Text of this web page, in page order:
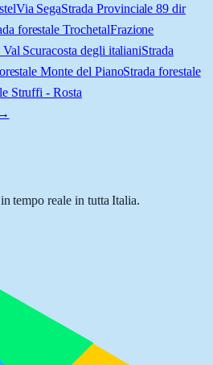
Via SegaStrada Provinciale 89 dir
forestale TrochetalFrazione
Scuracosta degli italianiStrada
Monte del PianoStrada forestale
Struffi - Rosta
→
tempo reale in tutta Italia.